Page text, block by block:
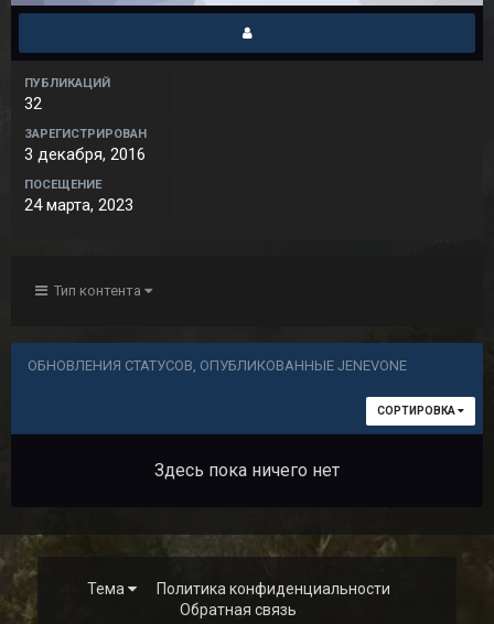
ПУБЛИКАЦИЙ
32
ЗАРЕГИСТРИРОВАН
3 декабря, 2016
ПОСЕЩЕНИЕ
24 марта, 2023
Тип контента
ОБНОВЛЕНИЯ СТАТУСОВ, ОПУБЛИКОВАННЫЕ JENEVONE
СОРТИРОВКА
Здесь пока ничего нет
Тема
Политика конфиденциальности
Обратная связь